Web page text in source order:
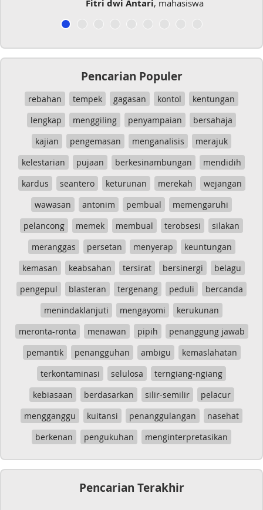
Fitri dwi Antari, mahasiswa
Pencarian Populer
rebahan tempek gagasan kontol
kentungan
lengkap
menggiling penyampaian
bersahaja
kajian
pengemasan menganalisis
merajuk
kelestarian
pujaan berkesinambungan
mendidih
kardus
seantero keturunan merekah
wejangan
wawasan
antonim pembual
memengaruhi
pelancong
memek membual terobsesi
silakan
meranggas
persetan menyerap
keuntungan
kemasan
keabsahan tersirat bersinergi
belagu
pengepul
blasteran tergenang peduli
bercanda
menindaklanjuti
mengayomi
kerukunan
meronta-ronta
menawan pipih
penanggung jawab
pemantik
penangguhan ambigu
kemaslahatan
terkontaminasi
selulosa
terngiang-ngiang
kebiasaan
berdasarkan silir-semilir
pelacur
mengganggu
kuitansi penanggulangan
nasehat
berkenan
pengukuhan menginterpretasikan
Pencarian Terakhir